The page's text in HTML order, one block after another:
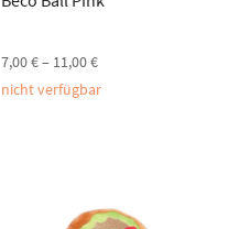
7,00€– 11,00€
nicht verfügbar